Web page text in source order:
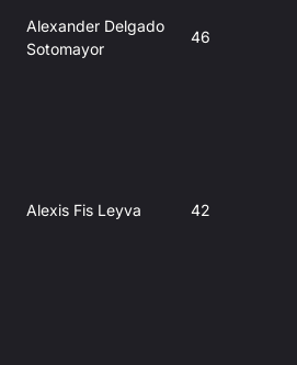
Alexander Delgado
Sotomayor
46
Alexis Fis Leyva 42